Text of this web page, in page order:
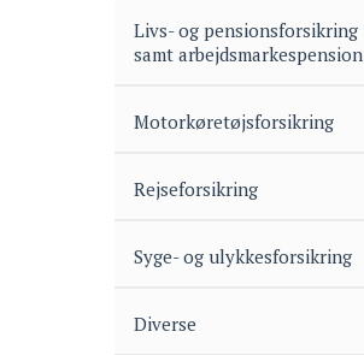
Livs- og pensionsforsikring
samt arbejdsmarkespension
Motorkøretøjsforsikring
Rejseforsikring
Syge- og ulykkesforsikring
Diverse